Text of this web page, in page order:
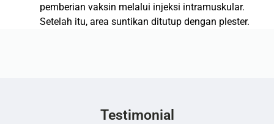
pemberian vaksin melalui injeksi intramuskular.
Setelah itu, area suntikan ditutup dengan plester.
Testimonial